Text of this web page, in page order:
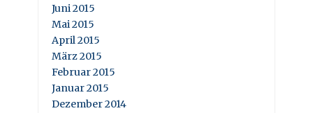
Juni 2015
Mai 2015
April 2015
März 2015
Februar 2015
Januar 2015
Dezember 2014